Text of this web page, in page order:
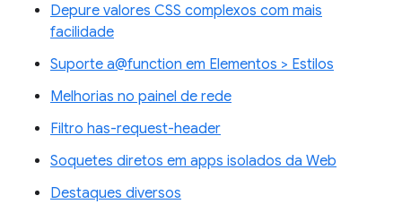
Depure valores CSS complexos com mais
facilidade
Suporte a@function em Elementos > Estilos
Melhorias no painel de rede
Filtro has-request-header
Soquetes diretos em apps isolados da Web
Destaques diversos